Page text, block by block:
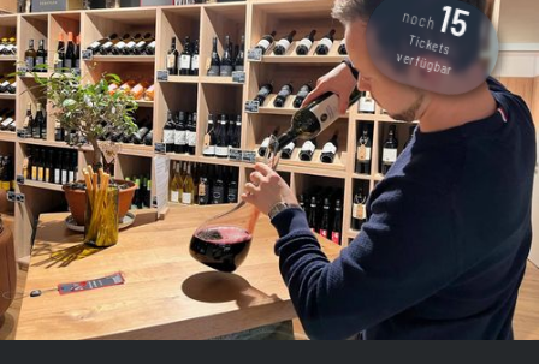
noch 15
Tickets
verfügbar